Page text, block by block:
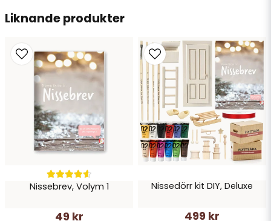
email
Mejladress
Ja, ni får publicera min fråga
Skicka fråga
Liknande produkter
Nissebrev, Volym 1
49 kr
Nissedörr kit DIY, Deluxe
499 kr